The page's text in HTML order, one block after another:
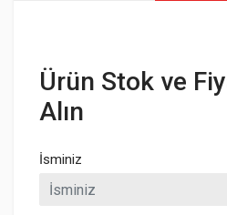
Ürün Stok ve
Alın
İsminiz